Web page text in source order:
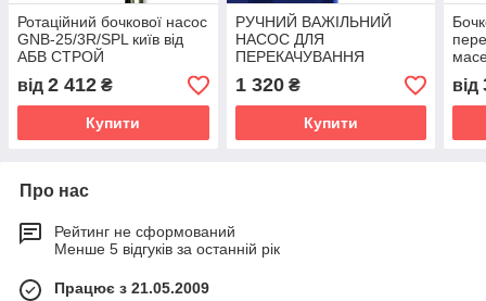
Ротаційний бочкової насос
GNB-25/3R/SPL київ від
АБВ СТРОЙ
від 2 412 ₴
Купити
РУЧНИЙ ВАЖІЛЬНИЙ
НАСОС ДЛЯ
ПЕРЕКАЧУВАННЯ
ПАЛЬНО-МАСТИЛЬНИХ
МАТЕРІАЛІВ З БОЧКИ
1 320₴
Купити
від
Про нас
Рейтинг не сформований
Менше 5 відгуків за останній рік
Працює з 21.05.2009